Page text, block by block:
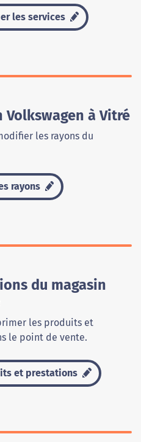
les services
Volkswagen à Vitré
les rayons du
rayons
du magasin
les produits et
le point de vente.
et prestations